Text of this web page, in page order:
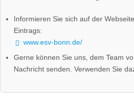
Informieren Sie sich auf der
Eintrags:
www.esv-bonn.de/
Gerne können Sie uns, dem Team
Nachricht senden. Verwenden Sie